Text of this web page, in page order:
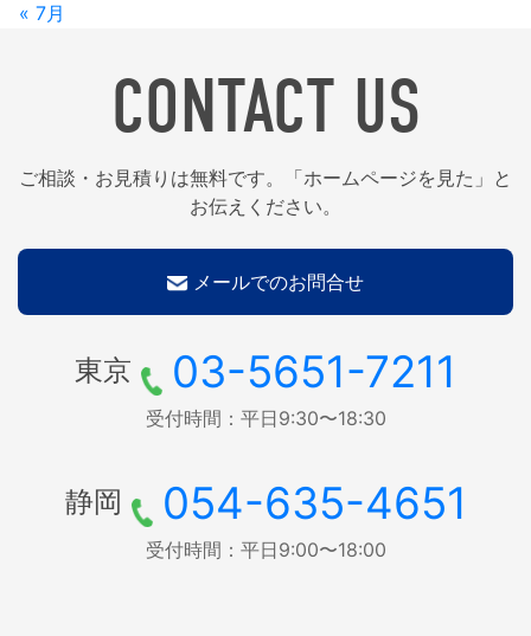
« 7月
CONTACT US
ご相談・お見積りは無料です。「ホームページを見た」と
お伝えください。
メールでのお問合せ
東京 03-5651-7211
受付時間：平日9:30〜18:30
静岡 054-635-4651
受付時間：平日9:00〜18:00